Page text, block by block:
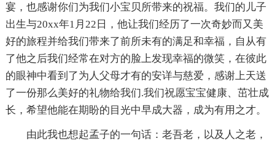
宴，也感谢你们为我们小宝贝所带来的祝福。我们的儿子
出生与20xx年1月22日，他让我们经历了一次奇妙而又美
好的旅程并给我们带来了前所未有的满足和幸福，自从有
了他之后我们经常在对方的脸上发现幸福的微笑，在彼此
的眼神中看到了为人父母才有的安详与慈爱，感谢上天送
了一份那么美好的礼物给我们.我们祝愿宝宝健康、茁壮成
长，希望他能在期盼的目光中早成大器，成为有用之才。
由此我也想起孟子的一句话：老吾老，以及人之老，